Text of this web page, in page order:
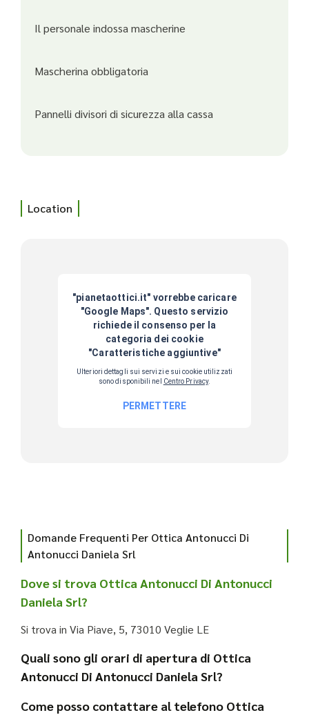
Il personale indossa mascherine
Mascherina obbligatoria
Pannelli divisori di sicurezza alla cassa
Location
Domande Frequenti Per Ottica Antonucci Di
Antonucci Daniela Srl
Dove si trova Ottica Antonucci Di Antonucci
Daniela Srl?
Si trova in Via Piave, 5, 73010 Veglie LE
Quali sono gli orari di apertura di Ottica
Antonucci Di Antonucci Daniela Srl?
Come posso contattare al telefono Ottica